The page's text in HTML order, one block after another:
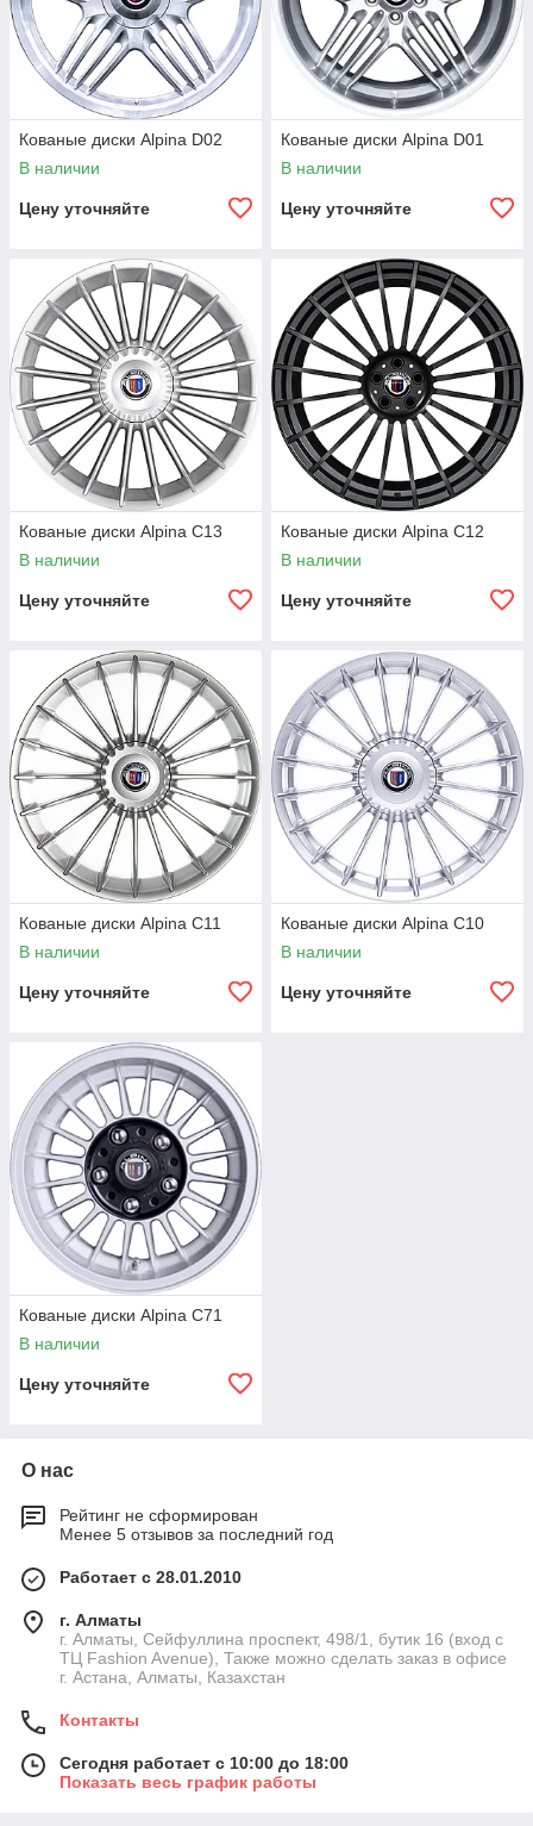
Кованые диски Alpina D02
В наличии
Цену уточняйте
Кованые диски Alpina D01
В наличии
Цену уточняйте
Кованые диски Alpina C13
В наличии
Цену уточняйте
Кованые диски Alpina C12
В наличии
Цену уточняйте
Кованые диски Alpina C11
В наличии
Цену уточняйте
Кованые диски Alpina C10
В наличии
Цену уточняйте
Кованые диски Alpina C71
В наличии
Цену уточняйте
О нас
Рейтинг не сформирован
Менее 5 отзывов за последний год
Работает с 28.01.2010
г. Алматы
г. Алматы, Сейфуллина проспект, 498/1, бутик 16 (вход с
ТЦ Fashion Avenue), Также можно сделать заказ в офисе
г. Астана, Алматы, Казахстан
Контакты
Сегодня работает с 10:00 до 18:00
Показать весь график работы